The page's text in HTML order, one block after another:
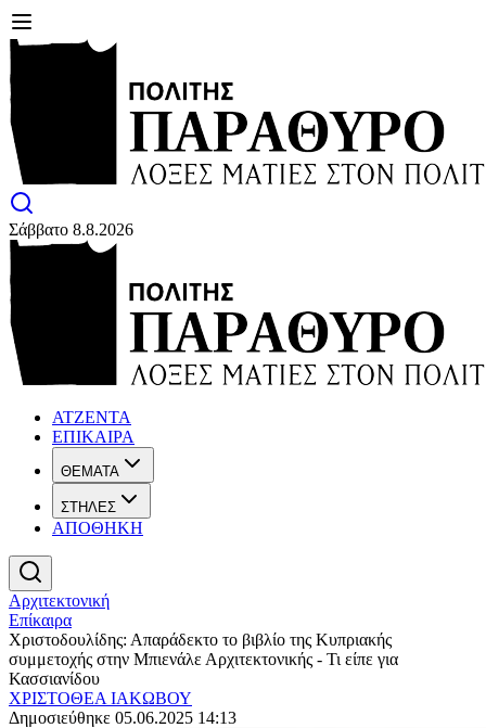
Σάββατο 8.8.2026
ΑΤΖΕΝΤΑ
ΕΠΙΚΑΙΡΑ
ΘΕΜΑΤΑ
ΣΤΗΛΕΣ
ΑΠΟΘΗΚΗ
Αρχιτεκτονική
Επίκαιρα
Χριστοδουλίδης: Απαράδεκτο το βιβλίο της Κυπριακής
συμμετοχής στην Μπιενάλε Αρχιτεκτονικής - Τι είπε για
Κασσιανίδου
ΧΡΙΣΤΟΘΕΑ ΙΑΚΩΒΟΥ
Δημοσιεύθηκε 05.06.2025 14:13